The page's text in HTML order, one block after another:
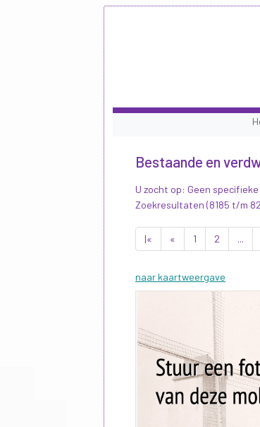
Bestaande en
U zocht op: Geen
Zoekresultaten (8185 t/m
|« « 1 2 ...
naar kaartweergave